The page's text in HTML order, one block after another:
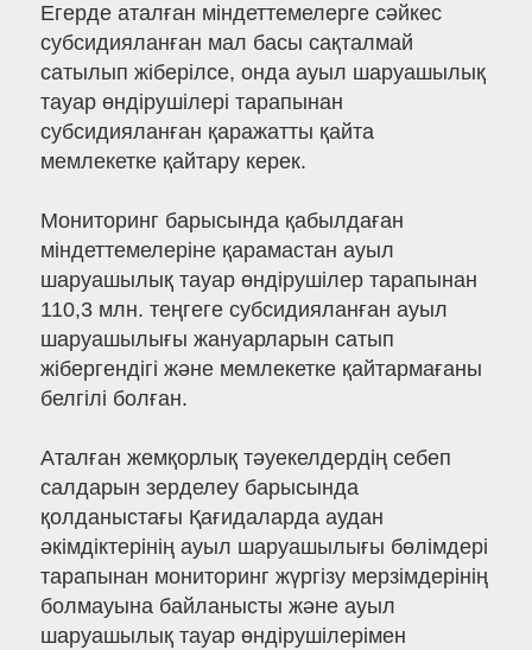
Егерде аталған міндеттемелерге сәйкес
субсидияланған мал басы сақталмай
сатылып жіберілсе, онда ауыл шаруашылық
тауар өндірушілері тарапынан
субсидияланған қаражатты қайта
мемлекетке қайтару керек.
Мониторинг барысында қабылдаған
міндеттемелеріне қарамастан ауыл
шаруашылық тауар өндірушілер тарапынан
110,3 млн. теңгеге субсидияланған ауыл
шаруашылығы жануарларын сатып
жібергендігі және мемлекетке қайтармағаны
белгілі болған.
Аталған жемқорлық тәуекелдердің себеп
салдарын зерделеу барысында
қолданыстағы Қағидаларда аудан
әкімдіктерінің ауыл шаруашылығы бөлімдері
тарапынан мониторинг жүргізу мерзімдерінің
болмауына байланысты және ауыл
шаруашылық тауар өндірушілерімен